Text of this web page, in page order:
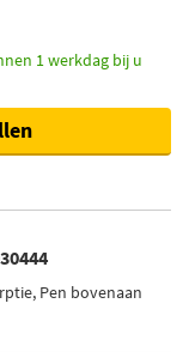
1 werkdag bij u
Pen bovenaan